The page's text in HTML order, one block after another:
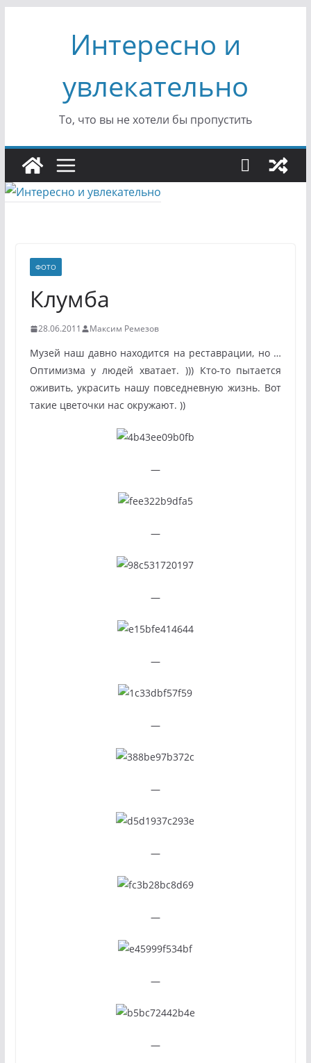
содержимомуИнтересно и
увлекательно
То, что вы не хотели бы пропустить
ФОТО
Клумба
28.06.2011 Максим Ремезов
Музей наш давно находится на реставрации, но …
Оптимизма у людей хватает. ))) Кто-то пытается
оживить, украсить нашу повседневную жизнь. Вот
такие цветочки нас окружают. ))
—
—
—
—
—
—
—
—
—
—